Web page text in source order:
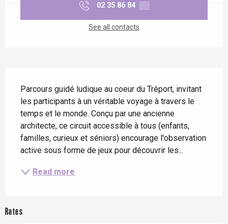
02 35 86 84 ▒▒
See all contacts
Parcours guidé ludique au coeur du Tréport, invitant
les participants à un véritable voyage à travers le
temps et le monde. Conçu par une ancienne
architecte, ce circuit accessible à tous (enfants,
familles, curieux et séniors) encourage l'observation
active sous forme de jeux pour découvrir les...
Read more
Rates